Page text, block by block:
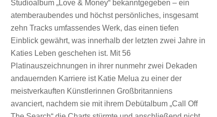
Studioalbum „Love & Money“ bekanntgegeben – ein
atemberaubendes und höchst persönliches, insgesamt
zehn Tracks umfassendes Werk, das einen tiefen
Einblick gewährt, was innerhalb der letzten zwei Jahre in
Katies Leben geschehen ist. Mit 56
Platinauszeichnungen in ihrer nunmehr zwei Dekaden
andauernden Karriere ist Katie Melua zu einer der
meistverkauften Künstlerinnen Großbritanniens
avanciert, nachdem sie mit ihrem Debütalbum „Call Off